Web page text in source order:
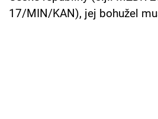
17/MIN/KAN), jej bohužel